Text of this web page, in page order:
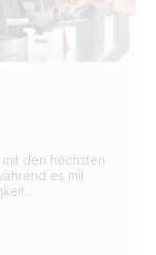
den höchsten
es mit